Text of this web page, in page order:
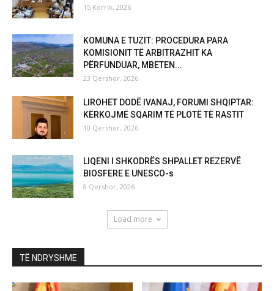
15 Korrik, 2026
KOMUNA E TUZIT: PROCEDURA PARA
KOMISIONIT TË ARBITRAZHIT KA
PËRFUNDUAR, MBETEN...
23 Qershor, 2026
LIROHET DODË IVANAJ, FORUMI SHQIPTAR:
KËRKOJMË SQARIM TË PLOTË TË RASTIT
10 Qershor, 2026
LIQENI I SHKODRËS SHPALLET REZERVË
BIOSFERE E UNESCO-s
8 Qershor, 2026
Load more
TË NDRYSHME